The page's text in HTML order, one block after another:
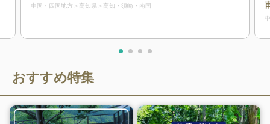
中国・四国地方 高知県 高知・須崎・南国
おすすめ特集